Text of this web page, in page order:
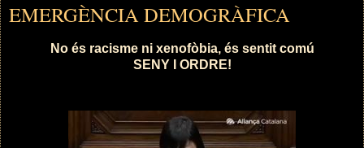
EMERGÈNCIA DEMOGRÀFICA
No és racisme ni xenofòbia, és sentit comú
SENY I ORDRE!